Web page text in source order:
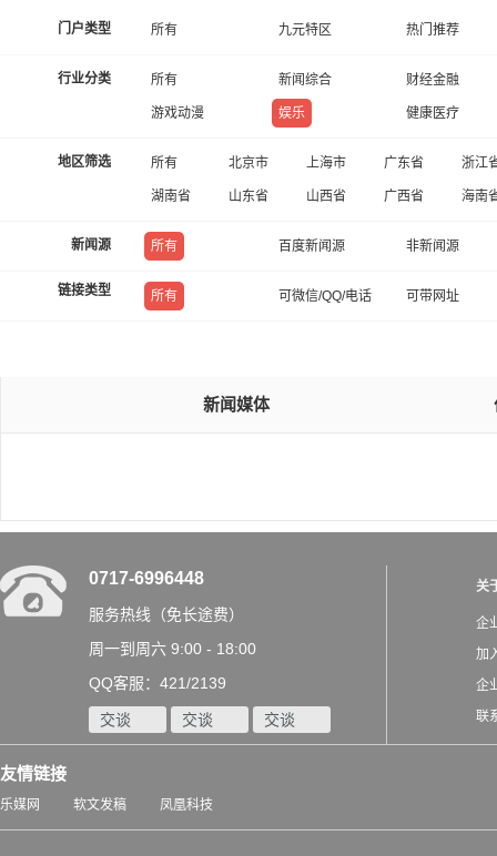
门户类型 所有 九元特区 热门推荐
行业分类 所有 新闻综合 财经金融
游戏动漫 娱乐 健康医疗
地区筛选 所有 北京市 上海市 广东省 浙江
湖南省 山东省 山西省 广西省 海南
新闻源 所有 百度新闻源 非新闻源
链接类型 所有 可微信/QQ/电话 可带网址
新闻媒体
0717-6996448
服务热线（免长途费）
周一到周六 9:00 - 18:00
QQ客服：421/2139
交谈 交谈 交谈
关
企
加
企
联
友情链接
乐媒网 软文发稿 凤凰科技